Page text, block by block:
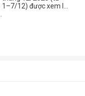
1–7/12) được xem là